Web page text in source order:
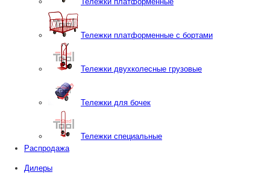
Тележки платформенные с бортами
Тележки двухколесные грузовые
Тележки для бочек
Тележки специальные
Распродажа
Дилеры